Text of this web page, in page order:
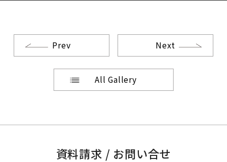
Prev
All Gallery
Next
資料請求 / お問い合せ